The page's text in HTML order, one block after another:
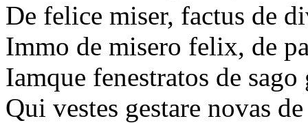
De felice miser, factus de
Immo de misero felix, de
Iamque fenestratos de
Qui vestes gestare novas